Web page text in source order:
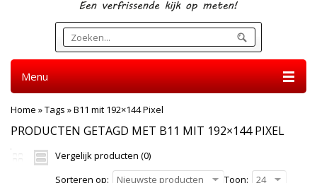
Menu
Home »Tags »B11 mit 192×144 Pixel
PRODUCTEN GETAGD MET B11 MIT 192×144 PIXEL
Vergelijk producten (0)
Sorteren op:
Nieuwste producten Toon: 24